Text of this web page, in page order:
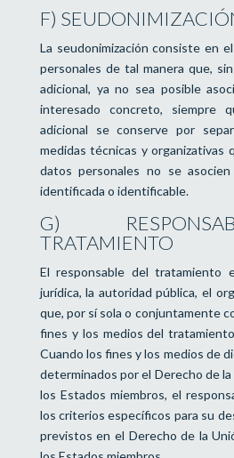
F)
La seudonimización consiste en
personales de tal manera que,
adicional, ya no sea posible
interesado concreto, siempre
adicional se conserve por
medidas técnicas y organizativas
datos personales no se
identificada o identificable.
G)
TRATAMIENTO
El responsable del tratamiento
jurídica, la autoridad pública, el
que, por sí sola o conjuntamente
fines y los medios del
Cuando los fines y los medios de
determinados por el Derecho de
los Estados miembros, el
los criterios específicos para su
previstos en el Derecho de la